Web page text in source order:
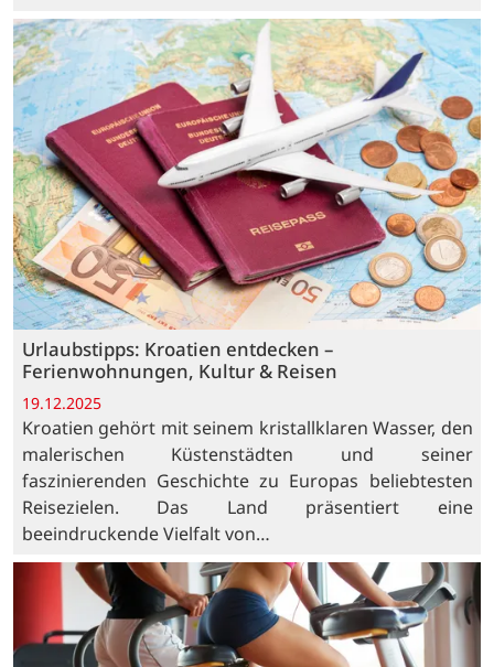
Urlaubstipps: Kroatien entdecken –
Ferienwohnungen, Kultur & Reisen
19.12.2025
Kroatien gehört mit seinem kristallklaren Wasser, den
malerischen Küstenstädten und seiner
faszinierenden Geschichte zu Europas beliebtesten
Reisezielen. Das Land präsentiert eine
beeindruckende Vielfalt von…